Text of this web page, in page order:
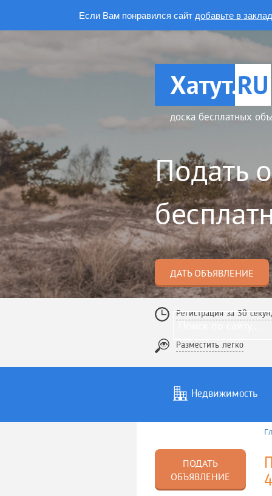
Если Вам понравился сайт добавьте в
Хатут.RU
доска бесплатных
Подать
ДАТЬ ОБЪЯВЛЕНИЕ
Регистрация за 30
Разместить легко
Недвижимость
Услуги
ПОДАТЬ
ОБЪЯВЛЕНИЕ